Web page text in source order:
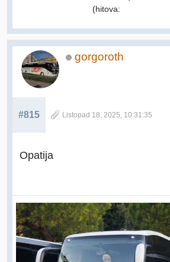
(hitova:
gorgoroth
#815 Listopad 18, 2025, 10:31:35
Opatija